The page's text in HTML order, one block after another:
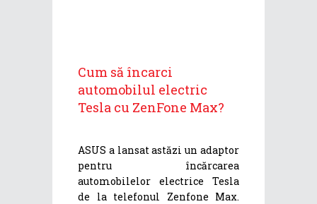
Cum să încarci
automobilul electric
Tesla cu ZenFone Max?
ASUS a lansat astăzi un adaptor
pentru încărcarea
automobilelor electrice Tesla
de la telefonul Zenfone Max.